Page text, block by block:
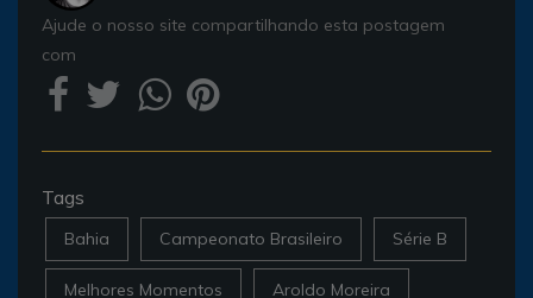
Ajude o nosso site compartilhando esta postagem
com
Tags
Bahia Campeonato Brasileiro Série B
Melhores Momentos Aroldo Moreira